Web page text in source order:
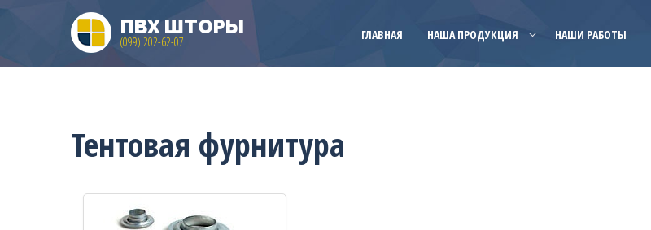
ПВХ ШТОРЫ
(099) 202-62-07 ГЛАВНАЯ НАША ПРОДУКЦИЯ НАШИ РАБОТЫ
Тентовая фурнитура